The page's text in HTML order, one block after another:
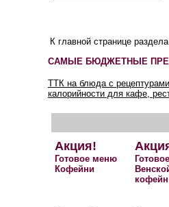
К главной странице
САМЫЕ БЮДЖЕТНЫЕ
ТТК на блюда с
калорийности для кафе,
Акция!
Готовое меню
Кофейни